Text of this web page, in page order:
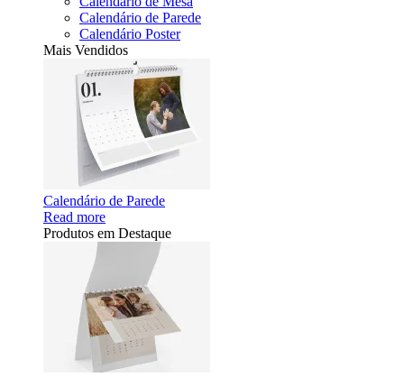
Calendário de Parede
Calendário Poster
Mais Vendidos
Calendário de Parede
Read more
Produtos em Destaque